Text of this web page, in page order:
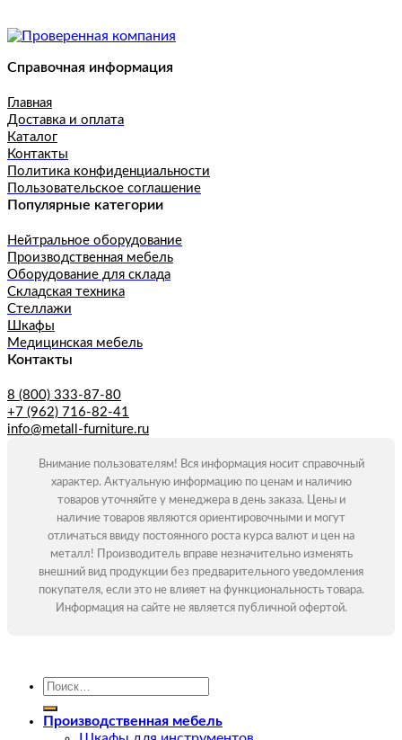
Справочная информация
Главная
Доставка и оплата
Каталог
Контакты
Политика конфиденциальности
Пользовательское соглашение
Популярные категории
Нейтральное оборудование
Производственная мебель
Оборудование для склада
Складская техника
Стеллажи
Шкафы
Медицинская мебель
Контакты
8 (800) 333-87-80
+7 (962) 716-82-41
info@metall-furniture.ru
Внимание пользователям! Вся информация носит справочный
характер. Актуальную информацию по ценам и наличию
товаров уточняйте у менеджера в день заказа. Цены и
наличие товаров являются ориентировочными и могут
отличаться ввиду постоянного роста курса валют и цен на
металл! Производитель вправе незначительно изменять
внешний вид продукции без предварительного уведомления
покупателя, если это не влияет на функциональность товара.
Информация на сайте не является публичной офертой.
Искать:
Производственная мебель